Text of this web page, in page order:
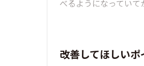
べるようになっていて
改善してほしいポ